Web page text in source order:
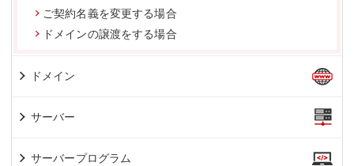
ご契約名義を変更する場合
ドメインの譲渡をする場合
ドメイン
サーバー
サーバープログラム